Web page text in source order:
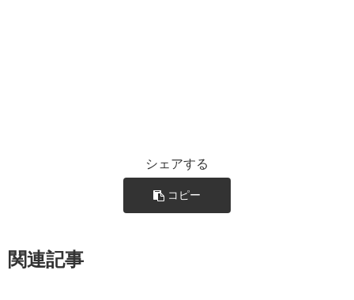
シェアする
コピー
関連記事